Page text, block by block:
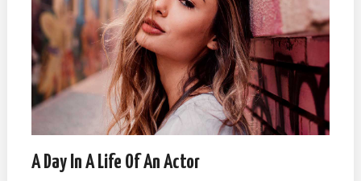
A Day In A Life Of An Actor